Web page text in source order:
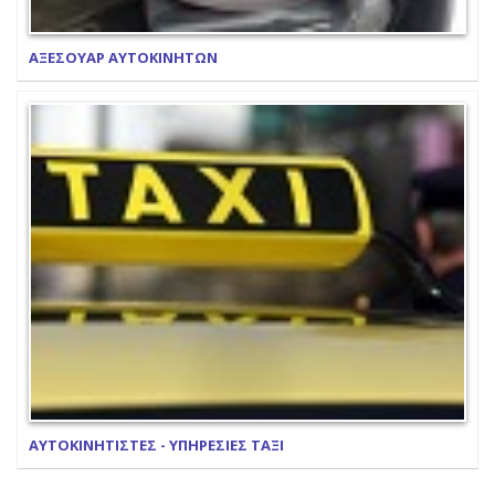
ΑΞΕΣΟΥΑΡ ΑΥΤΟΚΙΝΗΤΩΝ
ΑΥΤΟΚΙΝΗΤΙΣΤΕΣ - ΥΠΗΡΕΣΙΕΣ ΤΑΞΙ